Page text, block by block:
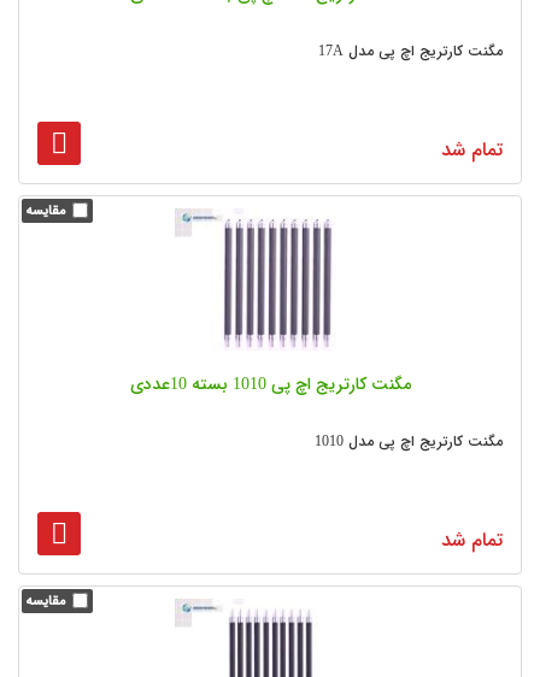
مگنت کارتریج اچ پی مدل 17A
تمام شد
مگنت کارتریج اچ پی 1010 بسته 10عددی
مگنت کارتریج اچ پی مدل 1010
تمام شد